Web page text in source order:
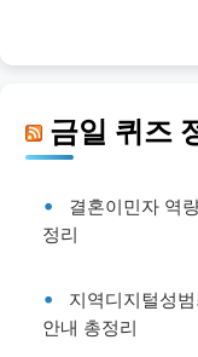
금일 퀴즈
결혼이민자 역
정리
지역디지털성
안내 총정리